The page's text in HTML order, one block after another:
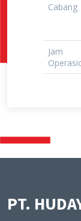
Cabang
Jam
PT.